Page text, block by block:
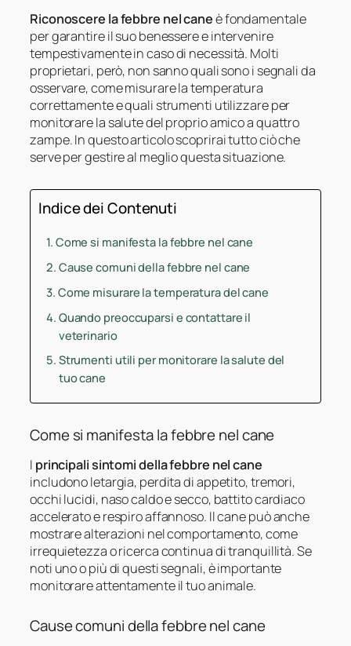
Riconoscere la febbre nel caneè fondamentale
per garantire il suo benessere e intervenire
tempestivamente in caso di necessità. Molti
proprietari, però, non sanno quali sono i segnali da
osservare, come misurare la temperatura
correttamente e quali strumenti utilizzare per
monitorare la salute del proprio amico a quattro
zampe. In questo articolo scoprirai tutto ciò che
serve per gestire al meglio questa situazione.
Indice dei Contenuti
Come si manifesta la febbre nel cane
Cause comuni della febbre nel cane
Come misurare la temperatura del cane
Quando preoccuparsi e contattare il
veterinario
Strumenti utili per monitorare la salute del
tuo cane
Come si manifesta la febbre nel cane
I principali sintomi della febbre nel cane
includono letargia, perdita di appetito, tremori,
occhi lucidi, naso caldo e secco, battito cardiaco
accelerato e respiro affannoso. Il cane può anche
mostrare alterazioni nel comportamento, come
irrequietezza o ricerca continua di tranquillità. Se
noti uno o più di questi segnali, è importante
monitorare attentamente il tuo animale.
Cause comuni della febbre nel cane